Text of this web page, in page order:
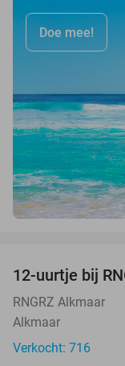
Doe mee!
12-uurtje bij
RNGRZ Alkmaar
Alkmaar
Verkocht: 716